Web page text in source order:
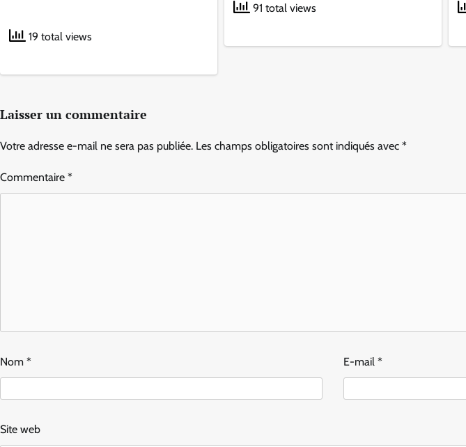
19 total views
91 total views
Laisser un commentaire
Votre adresse e-mail ne sera pas publiée. Les champs obligatoires sont indiqués avec *
Commentaire *
Nom * E-mail *
Site web